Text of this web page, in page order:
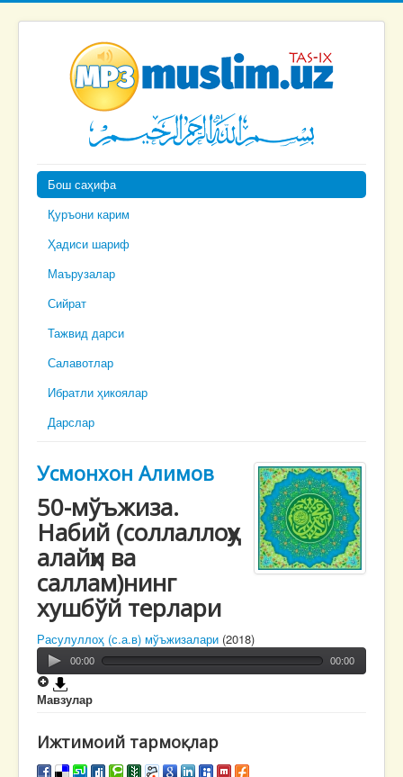
Бош саҳифа
Қуръони карим
Ҳадиси шариф
Маърузалар
Сийрат
Тажвид дарси
Салавотлар
Ибратли ҳикоялар
Дарслар
Усмонхон Алимов
50-мўъжиза.
Набий (соллаллоҳу
алайҳи ва
саллам)нинг
хушбўй терлари
Расулуллоҳ (с.а.в) мўъжизалари (2018)
00:00 00:00
Мавзулар
Ижтимоий тармоқлар